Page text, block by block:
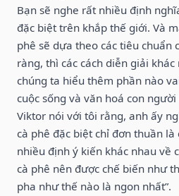
Bạn sẽ nghe rất nhiều định
đặc biệt trên khắp thế giới. Và
phê sẽ dựa theo các tiêu chuẩn
ràng, thì các cách diễn giải
chúng ta hiểu thêm phần nào
cuộc sống và văn hoá con
Viktor nói với tôi rằng, anh ấy
cà phê đặc biệt chỉ đơn thuần là
nhiều định ý kiến khác nhau về
cà phê nên được chế biến như
pha như thế nào là ngon nhất”.